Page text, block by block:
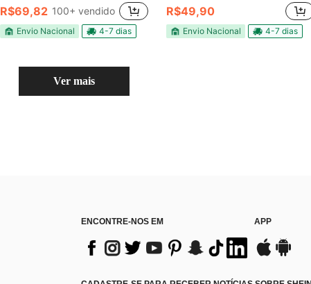
R$69,82 100+ vendido
Envio Nacional 4-7 dias
R$49,90
Envio Nacional 4-7 dias
Ver mais
ENCONTRE-NOS EM APP